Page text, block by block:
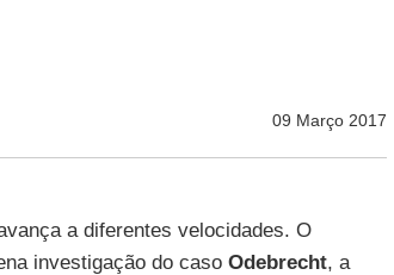
09 Março 2017
a diferentes velocidades. O
investigação do caso Odebrecht, a